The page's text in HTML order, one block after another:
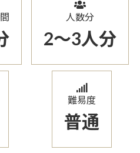
人数分
2〜3人分
難易度
普通